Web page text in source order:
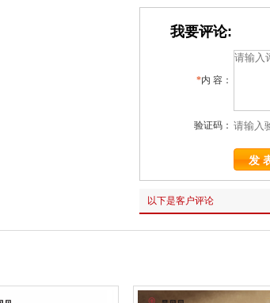
我要评论:
*内 容：
验证码：
以下是客户评论